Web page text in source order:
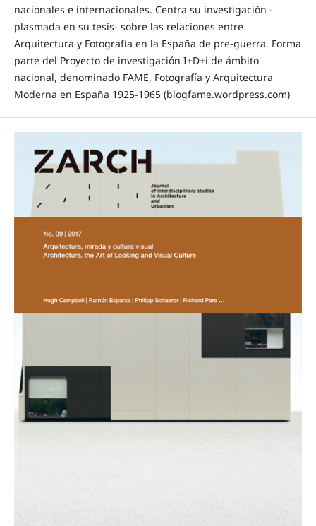
nacionales e internacionales. Centra su investigación -
plasmada en su tesis- sobre las relaciones entre
Arquitectura y Fotografía en la España de pre-guerra. Forma
parte del Proyecto de investigación I+D+i de ámbito
nacional, denominado FAME, Fotografía y Arquitectura
Moderna en España 1925-1965 (blogfame.wordpress.com)